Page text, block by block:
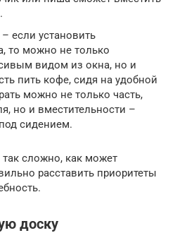
если установить
то можно не только
видом из окна, но и
пить кофе, сидя на удобной
можно не только часть,
но и вместительности –
сидением.
так сложно, как может
расставить приоритеты
доску